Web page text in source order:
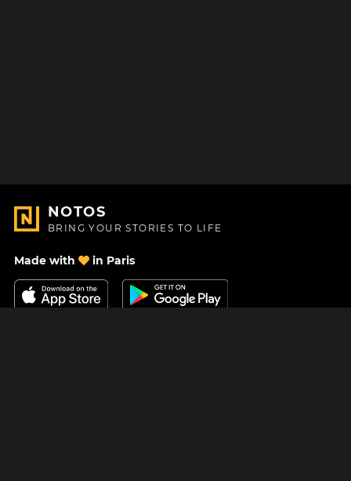
NOTOS
BRING YOUR STORIES TO LIFE
Made with in Paris